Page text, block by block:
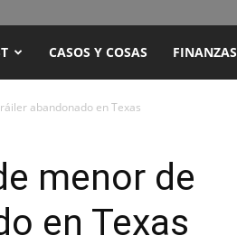
CASOS Y COSAS FINANZAS
abandonado en Texas
menor de
en Texas